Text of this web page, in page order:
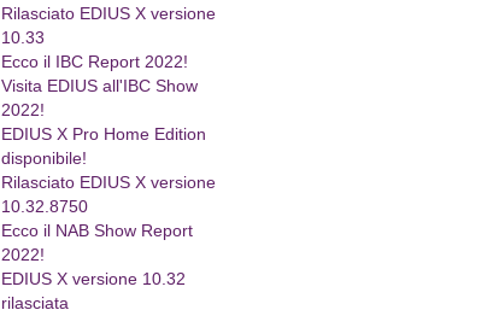
Rilasciato EDIUS X versione
10.33
Ecco il IBC Report 2022!
Visita EDIUS all'IBC Show
2022!
EDIUS X Pro Home Edition
disponibile!
Rilasciato EDIUS X versione
10.32.8750
Ecco il NAB Show Report
2022!
EDIUS X versione 10.32
rilasciata